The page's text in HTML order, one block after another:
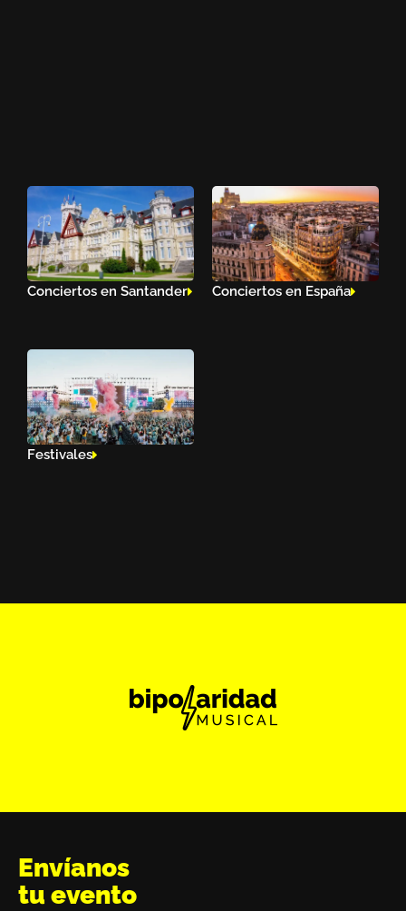
Conciertos en Santander Conciertos en España
Festivales
Envíanos
tu evento